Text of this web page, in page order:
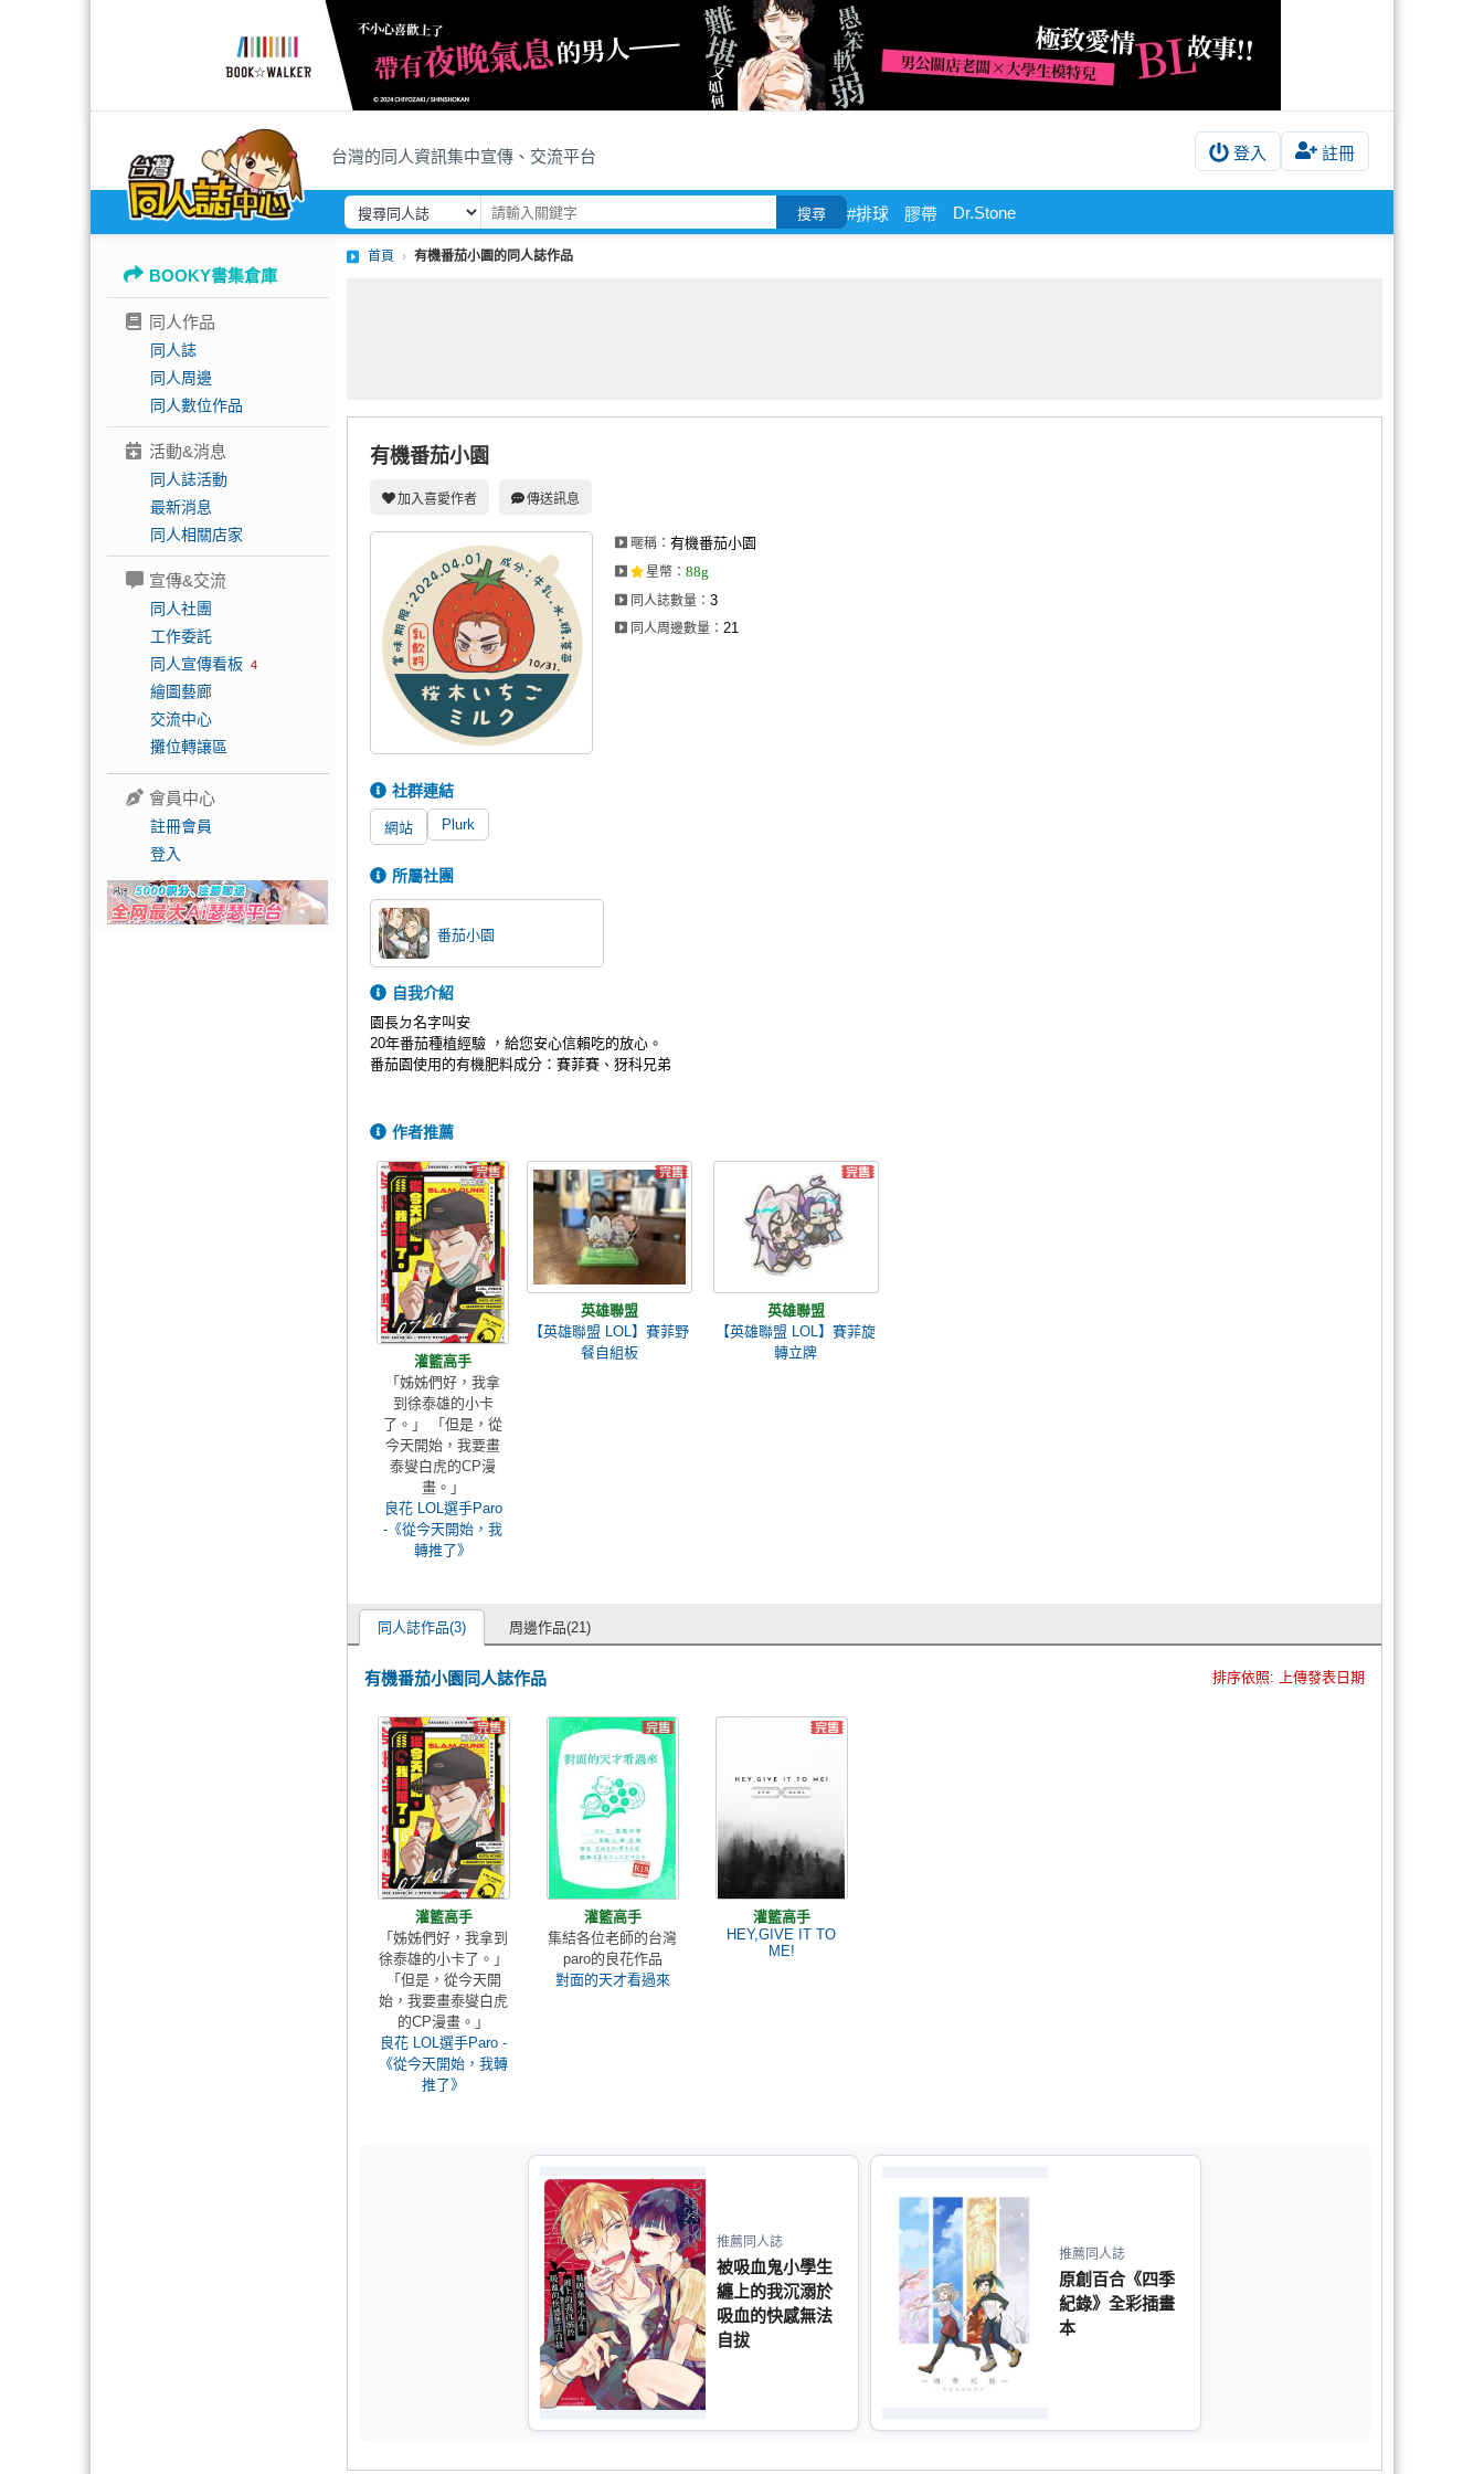
台灣的同人資訊集中宣傳、交流平台 登入 註冊
搜尋 #排球 膠帶 Dr.Stone
BOOKY書集倉庫
同人作品
同人誌
同人周邊
同人數位作品
活動&消息
同人誌活動
最新消息
同人相關店家
宣傳&交流
同人社團
工作委託
同人宣傳看板 4
繪圖藝廊
交流中心
攤位轉讓區
會員中心
註冊會員
登入
首頁 有機番茄小園的同人誌作品
有機番茄小園
加入喜愛作者 傳送訊息
暱稱： 有機番茄小園
星幣 ： 88g
同人誌數量： 3
同人周邊數量： 21
社群連結
網站 Plurk
所屬社團
番茄小園
自我介紹
園長ㄉ名字叫安
20年番茄種植經驗 ，給您安心信賴吃的放心。
番茄園使用的有機肥料成分：賽菲賽、犽科兄弟
作者推薦
灌籃高手
「姊姊們好，我拿
到徐泰雄的小卡
了。」 「但是，從
今天開始，我要畫
泰燮白虎的CP漫
畫。」
良花 LOL選手Paro
-《從今天開始，我
轉推了》
英雄聯盟
【英雄聯盟 LOL】賽菲野
餐自組板
英雄聯盟
【英雄聯盟 LOL】賽菲旋
轉立牌
同人誌作品(3) 周邊作品(21)
有機番茄小園同人誌作品 排序依照: 上傳發表日期
灌籃高手
「姊姊們好，我拿到
徐泰雄的小卡了。」
「但是，從今天開
始，我要畫泰燮白虎
的CP漫畫。」
良花 LOL選手Paro -
《從今天開始，我轉
推了》
灌籃高手
集結各位老師的台灣
paro的良花作品
對面的天才看過來
灌籃高手
HEY,GIVE IT TO
ME!
推薦同人誌
被吸血鬼小學生
纏上的我沉溺於
吸血的快感無法
自拔
推薦同人誌
原創百合《四季
紀錄》全彩插畫
本